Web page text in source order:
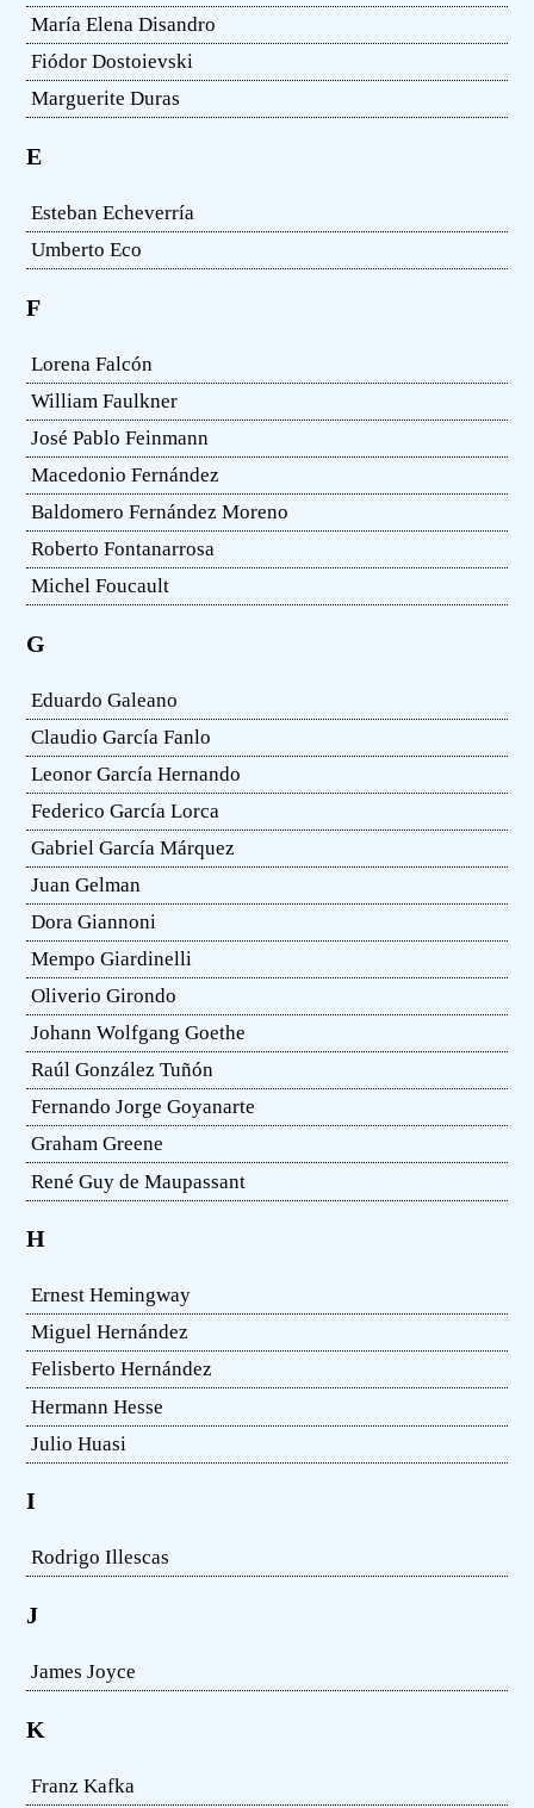
María Elena Disandro
Fiódor Dostoievski
Marguerite Duras
E
Esteban Echeverría
Umberto Eco
F
Lorena Falcón
William Faulkner
José Pablo Feinmann
Macedonio Fernández
Baldomero Fernández Moreno
Roberto Fontanarrosa
Michel Foucault
G
Eduardo Galeano
Claudio García Fanlo
Leonor García Hernando
Federico García Lorca
Gabriel García Márquez
Juan Gelman
Dora Giannoni
Mempo Giardinelli
Oliverio Girondo
Johann Wolfgang Goethe
Raúl González Tuñón
Fernando Jorge Goyanarte
Graham Greene
René Guy de Maupassant
H
Ernest Hemingway
Miguel Hernández
Felisberto Hernández
Hermann Hesse
Julio Huasi
I
Rodrigo Illescas
J
James Joyce
K
Franz Kafka